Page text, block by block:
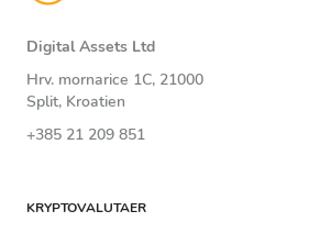
Digital Assets Ltd
Hrv. mornarice 1C, 21000
Split, Kroatien
+385 21 209 851
KRYPTOVALUTAER